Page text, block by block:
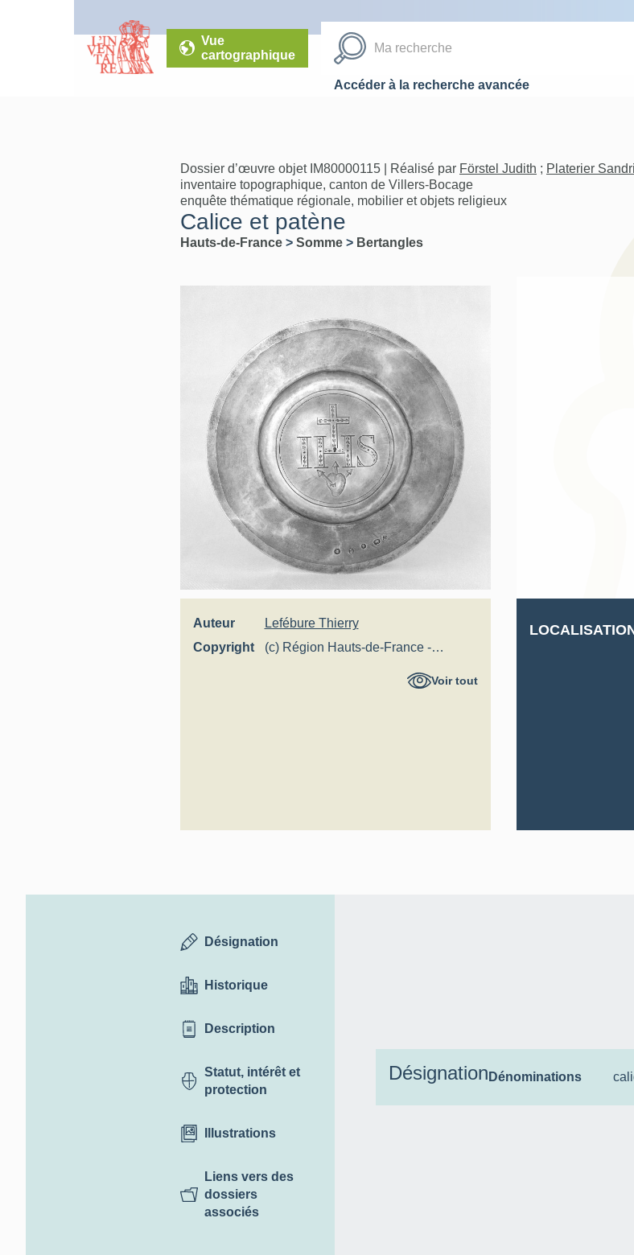
Vue
cartographique
Accéder à la recherche avancée
Dossier d’œuvre objet IM80000115 | Réalisé par Förstel Judith ; Platerier
inventaire topographique, canton de Villers-Bocage
enquête thématique régionale, mobilier et objets religieux
Calice et patène
Hauts-de-France > Somme > Bertangles
Auteur
Lefébure Thierry
Copyright
(c) Région Hauts-de-France -
Voir tout
Désignation
Historique
Description
Statut, intérêt et
protection
Illustrations
Liens vers des
dossiers
associés
Désignation Dénominations